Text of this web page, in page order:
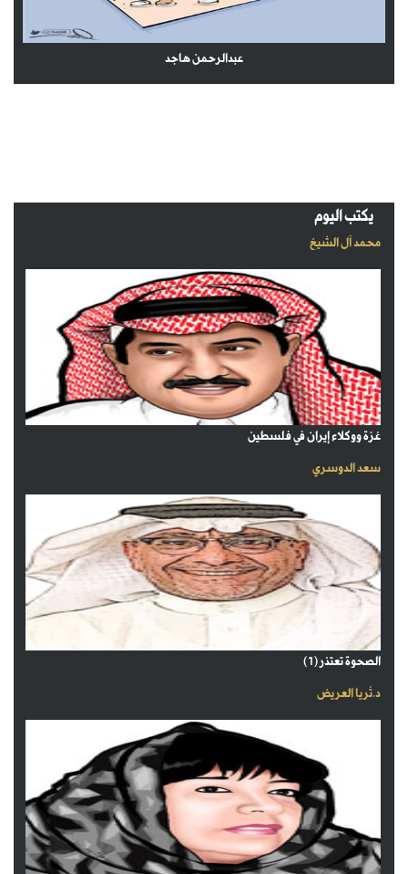
عبدالرحمن هاجد
يكتب اليوم
محمد آل الشيخ
غزة ووكلاء إيران في فلسطين
سعد الدوسري
الصحوة تعتذر (1)
د.ثريا العريض